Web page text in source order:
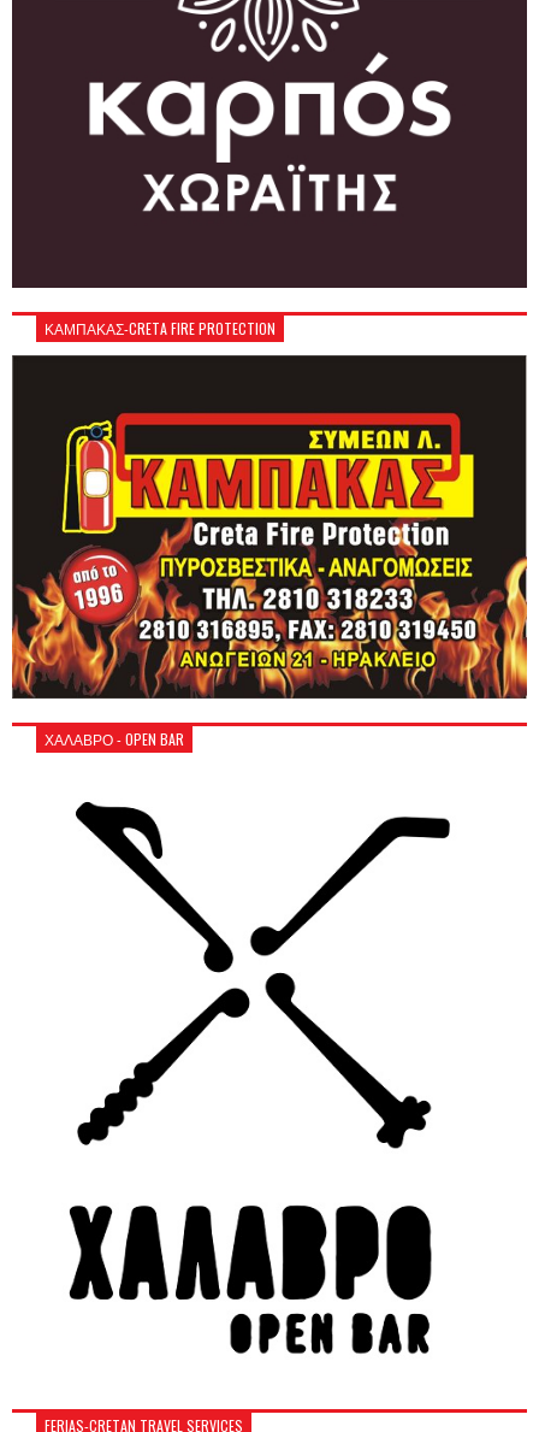
ΚΑΜΠΑΚΑΣ-CRETA FIRE PROTECTION
ΧΑΛΑΒΡΟ - OPEN BAR
FERIAS-CRETAN TRAVEL SERVICES